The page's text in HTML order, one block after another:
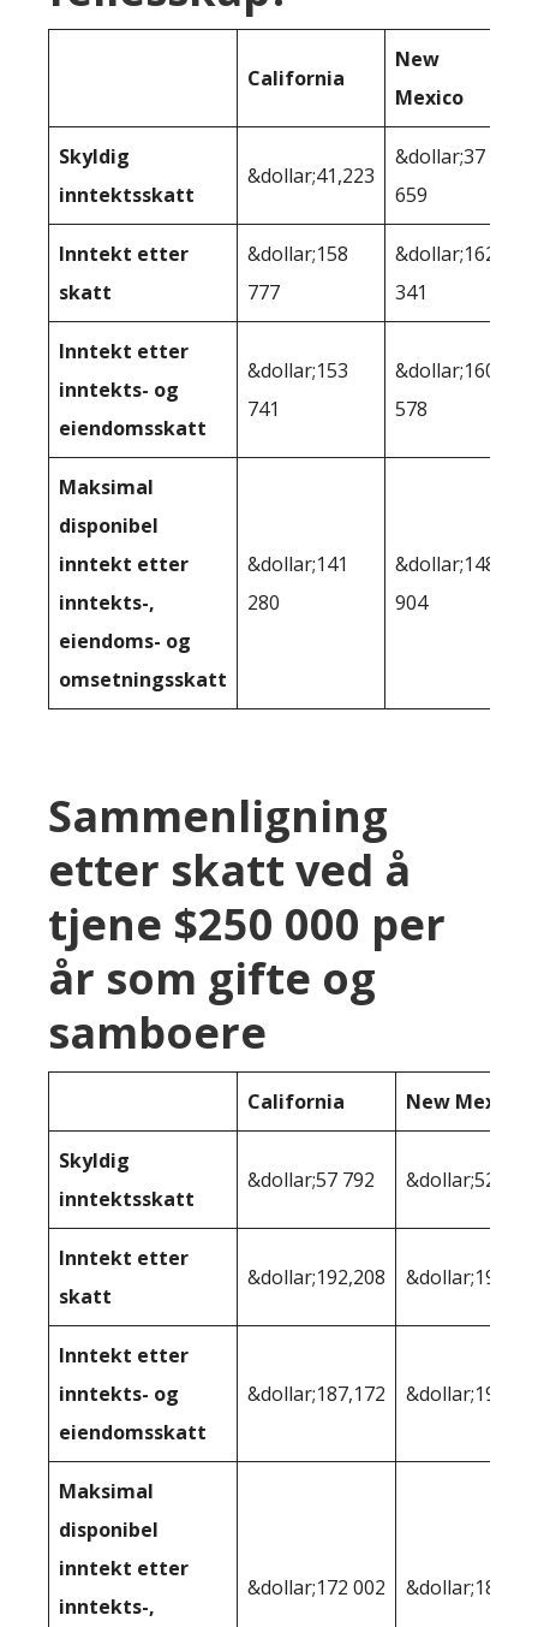
California
New
Mexico
Skyldig
inntektsskatt
&dollar;41,223
&dollar;37
659
Inntekt etter
skatt
&dollar;158
777
&dollar;162
341
Inntekt etter
inntekts- og
eiendomsskatt
&dollar;153
741
&dollar;160
578
Maksimal
disponibel
inntekt etter
inntekts-,
eiendoms- og
omsetningsskatt
&dollar;141
280
&dollar;148
904
Sammenligning
etter skatt ved å
tjene $250 000 per
år som gifte og
samboere
California New Mexico
Skyldig
inntektsskatt
&dollar;57 792 &dollar;52 028
Inntekt etter
skatt
&dollar;192,208 &dollar;197
Inntekt etter
inntekts- og
eiendomsskatt
&dollar;187,172
Maksimal
disponibel
inntekt etter
inntekts-,
&dollar;172 002 &dollar;181